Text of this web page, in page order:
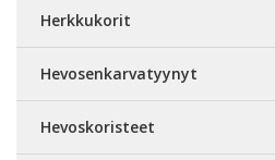
Herkkukorit
Hevosenkarvatyynyt
Hevoskoristeet